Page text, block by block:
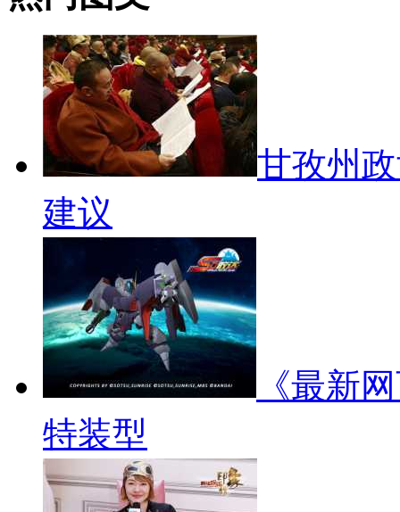
甘孜州
建议
《最新
特装型